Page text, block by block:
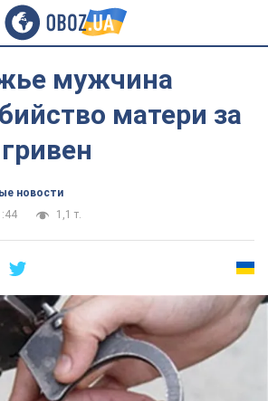
мужчина
матери за
новости
1,1 т.